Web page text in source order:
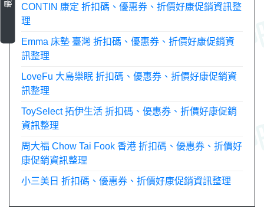
CONTIN 康定 折扣碼、優惠券、折價好康促銷資訊整
理
Emma 床墊 臺灣 折扣碼、優惠券、折價好康促銷資
訊整理
LoveFu 大島樂眠 折扣碼、優惠券、折價好康促銷資
訊整理
ToySelect 拓伊生活 折扣碼、優惠券、折價好康促銷
資訊整理
周大福 Chow Tai Fook 香港 折扣碼、優惠券、折價好
康促銷資訊整理
小三美日 折扣碼、優惠券、折價好康促銷資訊整理